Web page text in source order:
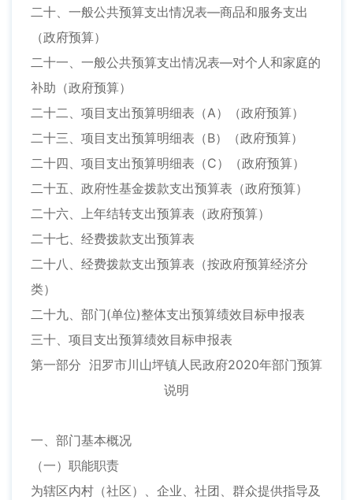
二十、一般公共预算支出情况表—商品和服务支出
（政府预算）
二十一、一般公共预算支出情况表—对个人和家庭的
补助（政府预算）
二十二、项目支出预算明细表（A）（政府预算）
二十三、项目支出预算明细表（B）（政府预算）
二十四、项目支出预算明细表（C）（政府预算）
二十五、政府性基金拨款支出预算表（政府预算）
二十六、上年结转支出预算表（政府预算）
二十七、经费拨款支出预算表
二十八、经费拨款支出预算表（按政府预算经济分
类）
二十九、部门(单位)整体支出预算绩效目标申报表
三十、项目支出预算绩效目标申报表
第一部分 汨罗市川山坪镇人民政府2020年部门预算
说明
一、部门基本概况
（一）职能职责
为辖区内村（社区）、企业、社团、群众提供指导及